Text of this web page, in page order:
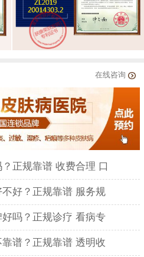
在线咨询
正规靠谱 收费合理 口
好？正规靠谱 服务规
吗？正规诊疗 看病专
谱？正规靠谱 透明收